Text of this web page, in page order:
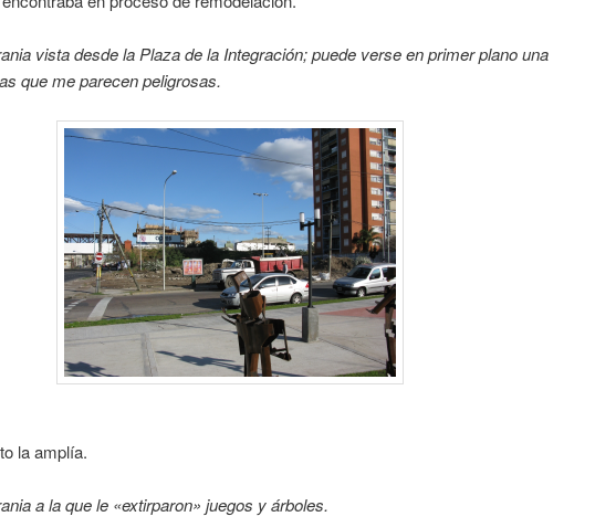
vista desde la Plaza de la Integración; puede verse en primer plano una
que me parecen peligrosas.
la amplía.
a la que le «extirparon» juegos y árboles.